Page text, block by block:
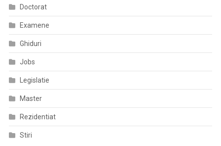
Doctorat
Examene
Ghiduri
Jobs
Legislatie
Master
Rezidentiat
Stiri